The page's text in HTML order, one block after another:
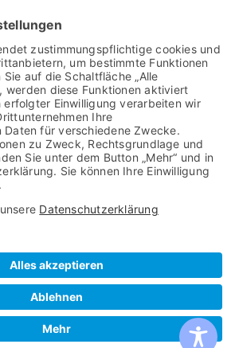
wo Berlin Brandenburg